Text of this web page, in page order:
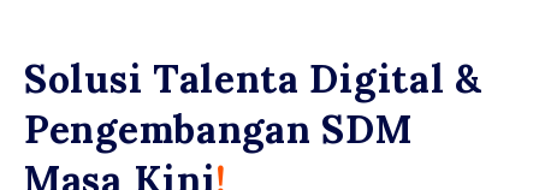
Solusi Talenta Digital &
Pengembangan SDM
Masa Kini!